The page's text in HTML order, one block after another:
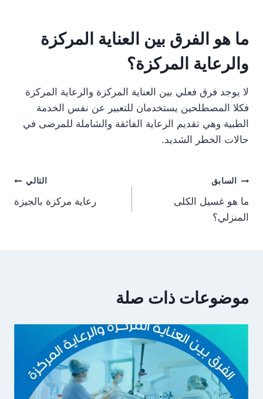
ما هو الفرق بين العناية المركزة
والرعاية المركزة؟
لا يوجد فرق فعلي بين العناية المركزة والرعاية المركزة
فكلا المصطلحين يستخدمان للتعبير عن نفس الخدمة
الطبية وهي تقديم الرعاية الفائقة والشاملة للمرضى في
حالات الخطر الشديد.
تصفّح
المقالات
السابق
ما هو غسيل الكلى
المنزلي؟
التالي
رعاية مركزة بالجيزة
موضوعات ذات صلة